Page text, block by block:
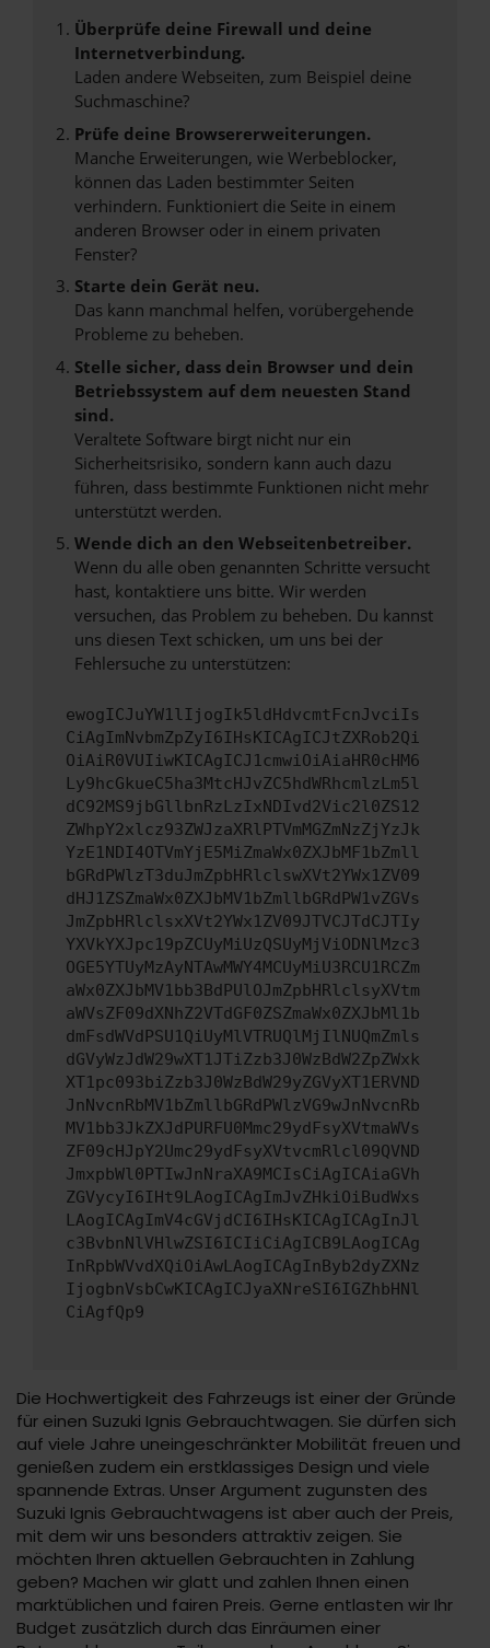
Überprüfe deine Firewall und deine
Internetverbindung.
Laden andere Webseiten, zum Beispiel deine
Suchmaschine?
Prüfe deine Browsererweiterungen.
Manche Erweiterungen, wie Werbeblocker,
können das Laden bestimmter Seiten
verhindern. Funktioniert die Seite in einem
anderen Browser oder in einem privaten
Fenster?
Starte dein Gerät neu.
Das kann manchmal helfen, vorübergehende
Probleme zu beheben.
Stelle sicher, dass dein Browser und dein
Betriebssystem auf dem neuesten Stand
sind.
Veraltete Software birgt nicht nur ein
Sicherheitsrisiko, sondern kann auch dazu
führen, dass bestimmte Funktionen nicht mehr
unterstützt werden.
Wende dich an den Webseitenbetreiber.
Wenn du alle oben genannten Schritte versucht
hast, kontaktiere uns bitte. Wir werden
versuchen, das Problem zu beheben. Du kannst
uns diesen Text schicken, um uns bei der
Fehlersuche zu unterstützen:
ewogICJuYW1lIjogIk5ldHdvcmtFcnJvciIs
CiAgImNvbmZpZyI6IHsKICAgICJtZXRob2Qi
OiAiR0VUIiwKICAgICJ1cmwiOiAiaHR0cHM6
Ly9hcGkueC5ha3MtcHJvZC5hdWRhcmlzLm5l
dC92MS9jbGllbnRzLzIxNDIvd2Vic2l0ZS12
ZWhpY2xlcz93ZWJzaXRlPTVmMGZmNzZjYzJk
YzE1NDI4OTVmYjE5MiZmaWx0ZXJbMF1bZmll
bGRdPWlzT3duJmZpbHRlclswXVt2YWx1ZV09
dHJ1ZSZmaWx0ZXJbMV1bZmllbGRdPW1vZGVs
JmZpbHRlclsxXVt2YWx1ZV09JTVCJTdCJTIy
YXVkYXJpc19pZCUyMiUzQSUyMjViODNlMzc3
OGE5YTUyMzAyNTAwMWY4MCUyMiU3RCU1RCZm
aWx0ZXJbMV1bb3BdPUlOJmZpbHRlclsyXVtm
aWVsZF09dXNhZ2VTdGF0ZSZmaWx0ZXJbMl1b
dmFsdWVdPSU1QiUyMlVTRUQlMjIlNUQmZmls
dGVyWzJdW29wXT1JTiZzb3J0WzBdW2ZpZWxk
XT1pc093biZzb3J0WzBdW29yZGVyXT1ERVND
JnNvcnRbMV1bZmllbGRdPWlzVG9wJnNvcnRb
MV1bb3JkZXJdPURFU0Mmc29ydFsyXVtmaWVs
ZF09cHJpY2Umc29ydFsyXVtvcmRlcl09QVND
JmxpbWl0PTIwJnNraXA9MCIsCiAgICAiaGVh
ZGVycyI6IHt9LAogICAgImJvZHkiOiBudWxs
LAogICAgImV4cGVjdCI6IHsKICAgICAgInJl
c3BvbnNlVHlwZSI6ICIiCiAgICB9LAogICAg
InRpbWVvdXQiOiAwLAogICAgInByb2dyZXNz
IjogbnVsbCwKICAgICJyaXNreSI6IGZhbHNl
CiAgfQp9
Die Hochwertigkeit des Fahrzeugs ist einer der Gründe
für einen Suzuki Ignis Gebrauchtwagen. Sie dürfen sich
auf viele Jahre uneingeschränkter Mobilität freuen und
genießen zudem ein erstklassiges Design und viele
spannende Extras. Unser Argument zugunsten des
Suzuki Ignis Gebrauchtwagens ist aber auch der Preis,
mit dem wir uns besonders attraktiv zeigen. Sie
möchten Ihren aktuellen Gebrauchten in Zahlung
geben? Machen wir glatt und zahlen Ihnen einen
marktüblichen und fairen Preis. Gerne entlasten wir Ihr
Budget zusätzlich durch das Einräumen einer